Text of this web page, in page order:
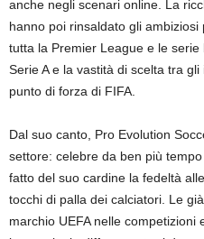
anche negli scenari online. La
hanno poi rinsaldato gli
tutta la Premier League e le
Serie A e la vastità di scelta tra
punto di forza di FIFA.
Dal suo canto, Pro Evolution
settore: celebre da ben più
fatto del suo cardine la fedeltà
tocchi di palla dei calciatori. Le
marchio UEFA nelle